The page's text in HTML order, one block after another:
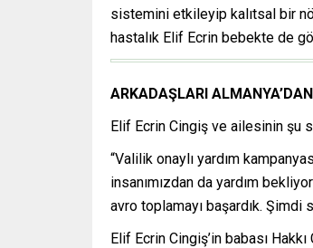
sistemini etkileyip kalıtsal bir
hastalık Elif Ecrin bebekte de
ARKADAŞLARI
Elif Ecrin Cingiş ve ailesinin şu
“Valilik onaylı yardım
insanımızdan da yardım
avro toplamayı başardık. Şimdi
Elif Ecrin Cingiş’in babası